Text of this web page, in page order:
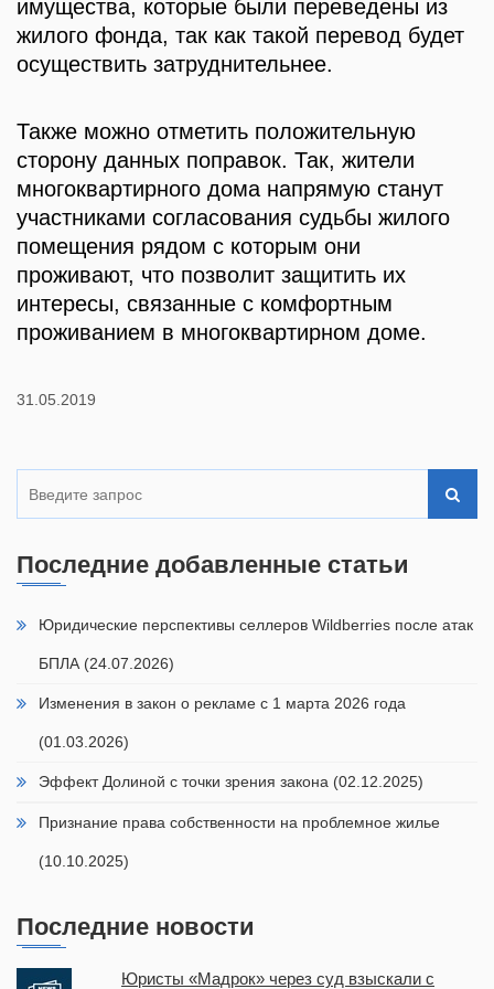
имущества, которые были переведены из
жилого фонда, так как такой перевод будет
осуществить затруднительнее.
Также можно отметить положительную
сторону данных поправок. Так, жители
многоквартирного дома напрямую станут
участниками согласования судьбы жилого
помещения рядом с которым они
проживают, что позволит защитить их
интересы, связанные с комфортным
проживанием в многоквартирном доме.
31.05.2019
Последние добавленные статьи
Юридические перспективы селлеров Wildberries после атак
БПЛА (24.07.2026)
Изменения в закон о рекламе с 1 марта 2026 года
(01.03.2026)
Эффект Долиной с точки зрения закона (02.12.2025)
Признание права собственности на проблемное жилье
(10.10.2025)
Последние новости
Юристы «Мадрок» через суд взыскали с